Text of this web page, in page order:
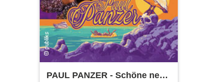
PAUL PANZER - Schöne neue